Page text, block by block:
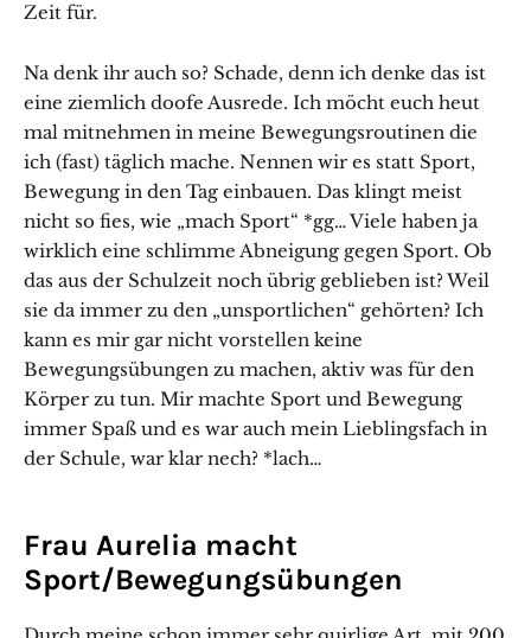
Zeit für.
Na denk ihr auch so? Schade, denn ich denke das ist
eine ziemlich doofe Ausrede. Ich möcht euch heut
mal mitnehmen in meine Bewegungsroutinen die
ich (fast) täglich mache. Nennen wir es statt Sport,
Bewegung in den Tag einbauen. Das klingt meist
nicht so fies, wie „mach Sport“ *gg… Viele haben ja
wirklich eine schlimme Abneigung gegen Sport. Ob
das aus der Schulzeit noch übrig geblieben ist? Weil
sie da immer zu den „unsportlichen“ gehörten? Ich
kann es mir gar nicht vorstellen keine
Bewegungsübungen zu machen, aktiv was für den
Körper zu tun. Mir machte Sport und Bewegung
immer Spaß und es war auch mein Lieblingsfach in
der Schule, war klar nech? *lach…
Frau Aurelia macht
Sport/Bewegungsübungen